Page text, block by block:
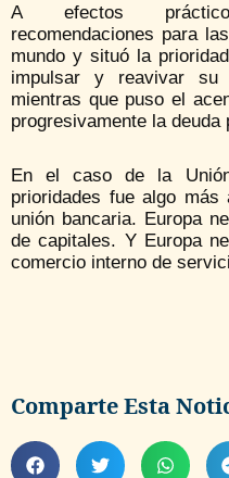
A efectos
recomendaciones para
mundo y situó la
impulsar y reavivar su
mientras que puso el
progresivamente la deuda
En el caso de la
prioridades fue algo más
unión bancaria. Europa
de capitales. Y Europa
comercio interno de
Comparte Esta